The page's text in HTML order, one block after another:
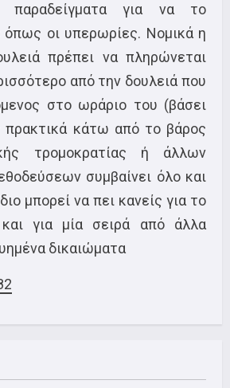
παραδείγματα για να το
όπως οι υπερωρίες. Νομικά η
πρέπει να πληρώνεται
από την δουλειά που
στο ωράριο του (βάσει
κάτω από το βάρος
τρομοκρατίας ή άλλων
συμβαίνει όλο και
μπορεί να πει κανείς για το
για μία σειρά από άλλα
δικαιώματα